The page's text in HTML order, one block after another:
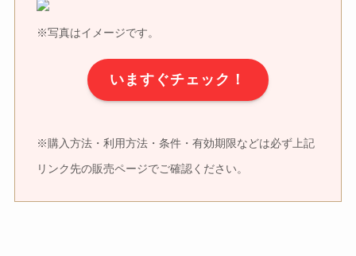
※写真はイメージです。
いますぐチェック！
※購入方法・利用方法・条件・有効期限などは必ず上記
リンク先の販売ページでご確認ください。